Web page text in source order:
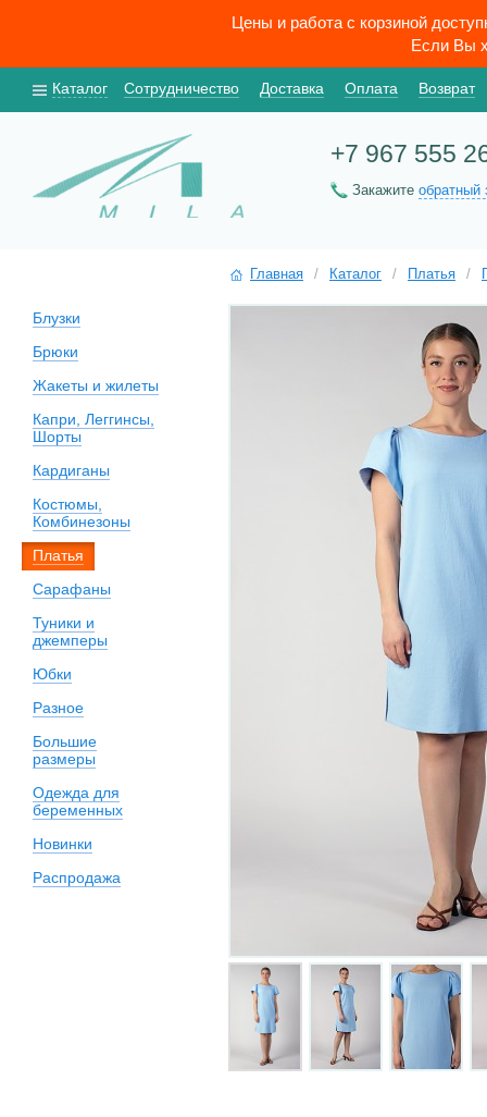
Цены и работа с корзиной
Если Вы
Каталог Сотрудничество Доставка Оплата Возврат
+7 967 555
Закажите обратный
Блузки
Брюки
Жакеты и жилеты
Капри, Леггинсы,
Шорты
Кардиганы
Костюмы,
Комбинезоны
Платья
Сарафаны
Туники и
джемперы
Юбки
Разное
Большие
размеры
Одежда для
беременных
Новинки
Распродажа
Главная / Каталог / Платья /